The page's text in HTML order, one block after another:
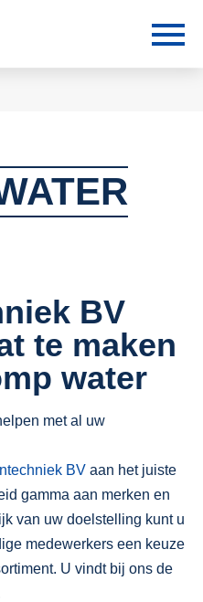
BV
te maken
water
met al uw
BV aan het juiste
gamma aan merken en
van uw doelstelling kunt u
medewerkers een keuze
U vindt bij ons de